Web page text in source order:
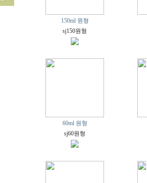
150ml 원형
sj150원형
60ml 원형
sj60원형